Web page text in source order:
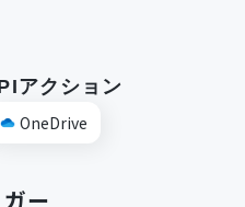
アクション
OneDrive
ー